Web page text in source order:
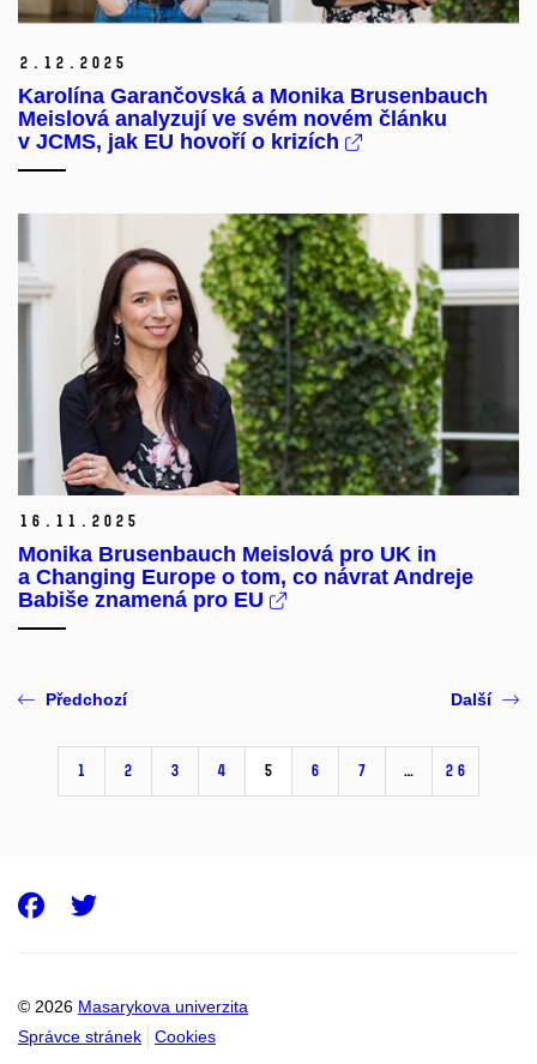
2. 12. 2025
Karolína Garančovská a Monika Brusenbauch
Meislová analyzují ve svém novém článku
v JCMS, jak EU hovoří o krizích
16. 11. 2025
Monika Brusenbauch Meislová pro UK in
a Changing Europe o tom, co návrat Andreje
Babiše znamená pro EU
Předchozí
1 2 3 4 5 6 7 … 26
Další
© 2026 Masarykova univerzita
Správce stránek
Cookies
Facebook
Twitter